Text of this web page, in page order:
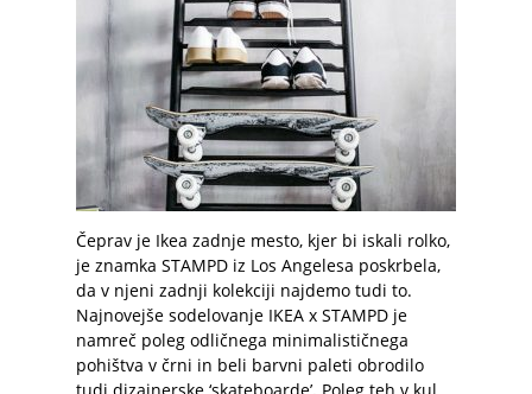
Čeprav je Ikea zadnje mesto, kjer bi iskali rolko,
je znamka STAMPD iz Los Angelesa poskrbela,
da v njeni zadnji kolekciji najdemo tudi to.
Najnovejše sodelovanje IKEA x STAMPD je
namreč poleg odličnega minimalističnega
pohištva v črni in beli barvni paleti obrodilo